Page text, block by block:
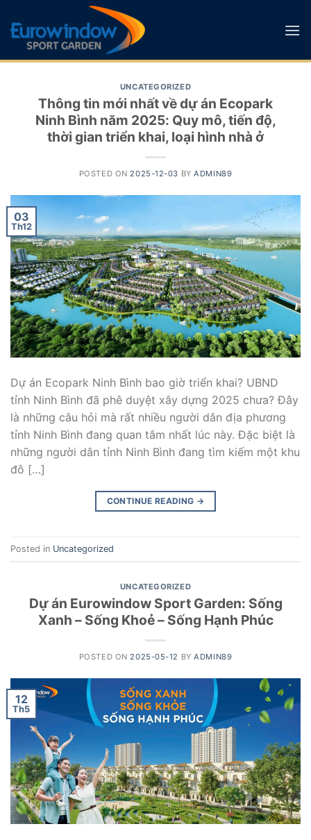
content
UNCATEGORIZED
Thông tin mới nhất về dự án Ecopark
Ninh Bình năm 2025: Quy mô, tiến độ,
thời gian triển khai, loại hình nhà ở
POSTED ON 2025-12-03 BYADMIN89
03
Th12
Dự án Ecopark Ninh Bình bao giờ triển khai? UBND
tỉnh Ninh Bình đã phê duyệt xây dựng 2025 chưa? Đây
là những câu hỏi mà rất nhiều người dân địa phương
tỉnh Ninh Bình đang quan tâm nhất lúc này. Đặc biệt là
những người dân tỉnh Ninh Bình đang tìm kiếm một khu
đô […]
CONTINUE READING →
Posted in Uncategorized
UNCATEGORIZED
Dự án Eurowindow Sport Garden: Sống
Xanh – Sống Khoẻ – Sống Hạnh Phúc
POSTED ON2025-05-12 BYADMIN89
12
Th5